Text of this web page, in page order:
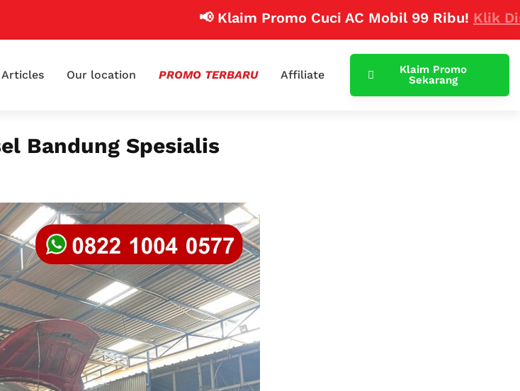
📢 Klaim Promo Cuci AC Mobil 99 Ribu!Klik Disini
Our location PROMO TERBARU Affiliate
Klaim Promo
Sekarang
Bandung Spesialis